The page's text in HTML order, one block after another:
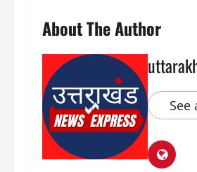
About The Author
See